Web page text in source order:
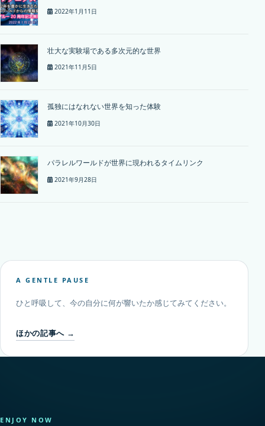
2022年1月11日
壮大な実験場である多次元的な世界
2021年11月5日
孤独にはなれない世界を知った体験
2021年10月30日
パラレルワールドが世界に現われるタイムリンク
2021年9月28日
A GENTLE PAUSE
ひと呼吸して、今の自分に何が響いたか感じてみてください。
ほかの記事へ →
ENJOY NOW